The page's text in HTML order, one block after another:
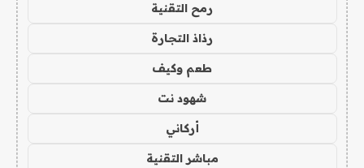
رمح التقنية
رذاذ التجارة
طعم وكيف
شهود نت
أركاني
مباشر التقنية